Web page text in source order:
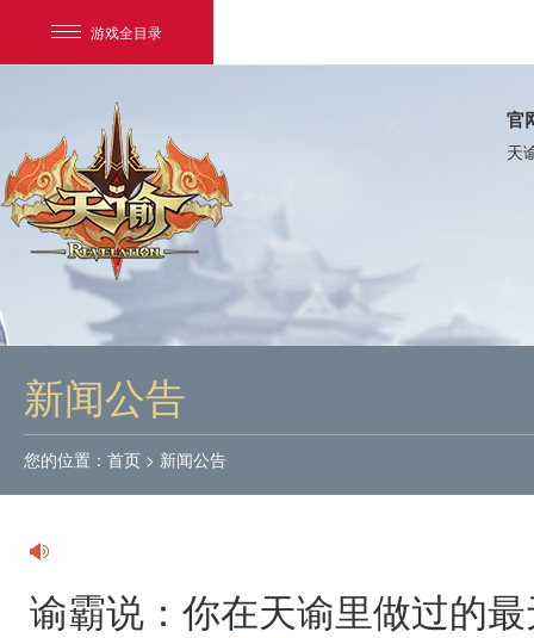
游戏全目录
网易游戏
我的足迹：
官
天
新闻公告
您的位置： 首页 > 新闻公告
谕霸说：你在天谕里做过的